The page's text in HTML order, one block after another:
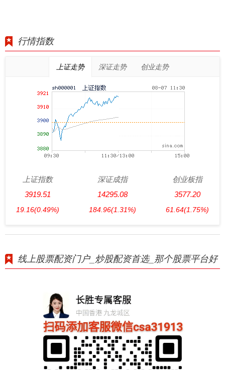
行情指数
上证走势 深证走势 创业走势
上证指数
3919.51
19.16(0.49%)
深证成指
14295.08
184.96(1.31%)
创业板指
3577.20
61.64(1.75%)
线上股票配资门户_炒股配资首选_那个股票平台好